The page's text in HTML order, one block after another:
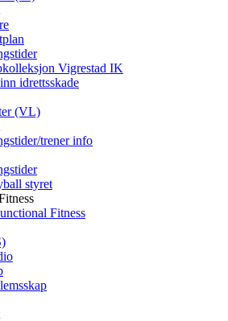
Vigrestad IK
idrettsskade
(VL)
trener info
styret
Fitness